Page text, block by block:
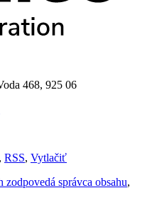
468, 925 06
, RSS, Vytlačiť
zodpovedá správca obsahu,